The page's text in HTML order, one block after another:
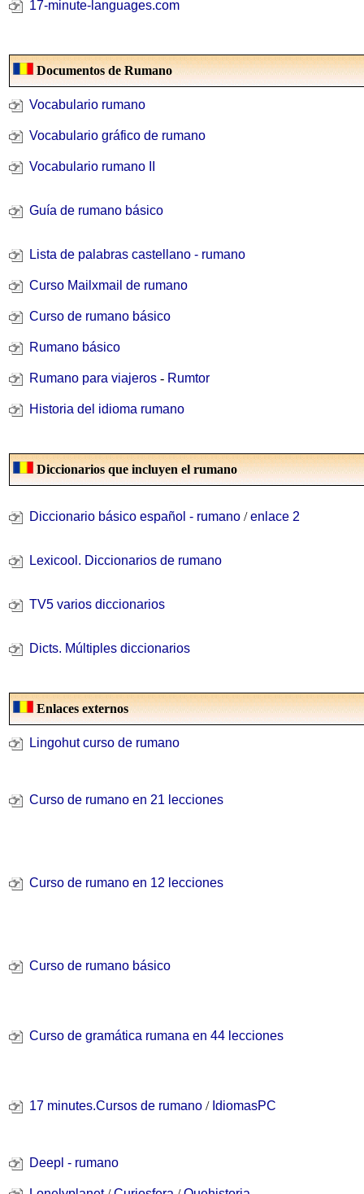
17-minute-languages.com
Documentos de Rumano
Vocabulario rumano
Vocabulario gráfico de rumano
Vocabulario rumano II
Guía de rumano básico
Lista de palabras castellano - rumano
Curso Mailxmail de rumano
Curso de rumano básico
Rumano básico
Rumano para viajeros - Rumtor
Historia del idioma rumano
Diccionarios que incluyen el rumano
Diccionario básico español - rumano /enlace 2
Lexicool. Diccionarios de rumano
TV5 varios diccionarios
Dicts. Múltiples diccionarios
Enlaces externos
Lingohut curso de rumano
Curso de rumano en 21 lecciones
Curso de rumano en 12 lecciones
Curso de rumano básico
Curso de gramática rumana en 44 lecciones
17 minutes.Cursos de rumano / IdiomasPC
Deepl - rumano